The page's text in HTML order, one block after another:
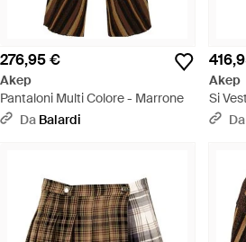
276,95 €
Akep
Pantaloni Multi Colore - Marrone
Da Balardi
Akep
Si
Da